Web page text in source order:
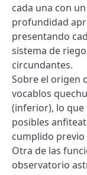
cada una con
profundidad
presentando
sistema de
circundantes.
Sobre el origen
vocablos
(inferior), lo que
posibles
cumplido
Otra de las
observatorio